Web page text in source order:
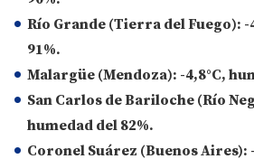
Río Grande (Tierra del Fuego): -
91%.
Malargüe (Mendoza): -4,8°C,
San Carlos de Bariloche (Río
humedad del 82%.
Coronel Suárez (Buenos Aires):